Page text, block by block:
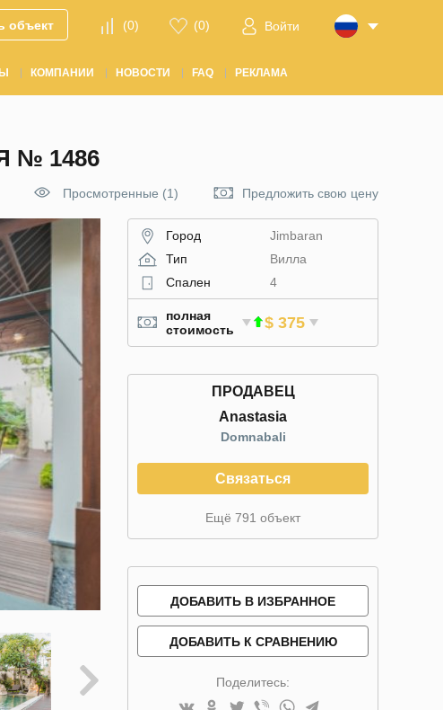
объект (0) (0) Войти
КОМПАНИИ НОВОСТИ FAQ РЕКЛАМА
№ 1486
Просмотренные (1) Предложить свою цену
Город
Jimbaran
Тип
Вилла
Спален
4
полная
стоимость
$ 375
ПРОДАВЕЦ
Anastasia
Domnabali
Связаться
Ещё 791 объект
ДОБАВИТЬ В ИЗБРАННОЕ
ДОБАВИТЬ К СРАВНЕНИЮ
Поделитесь: